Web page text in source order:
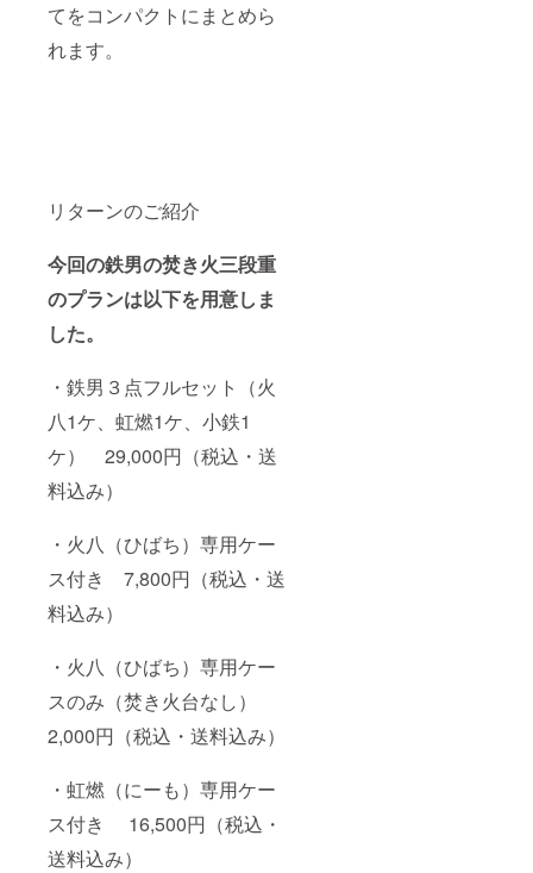
てをコンパクトにまとめら
れます。
リターンのご紹介
今回の鉄男の焚き火三段重
のプランは以下を用意しま
した。
・鉄男３点フルセット（火
八1ケ、虹燃1ケ、小鉄1
ケ） 29,000円（税込・送
料込み）
・火八（ひばち）専用ケー
ス付き 7,800円（税込・送
料込み）
・火八（ひばち）専用ケー
スのみ（焚き火台なし）
2,000円（税込・送料込み）
・虹燃（にーも）専用ケー
ス付き 16,500円（税込・
送料込み）